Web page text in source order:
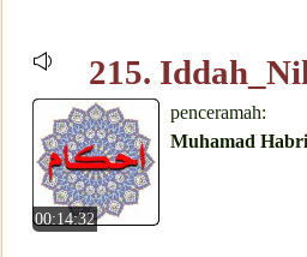
215.
00:14:32
Muhamad